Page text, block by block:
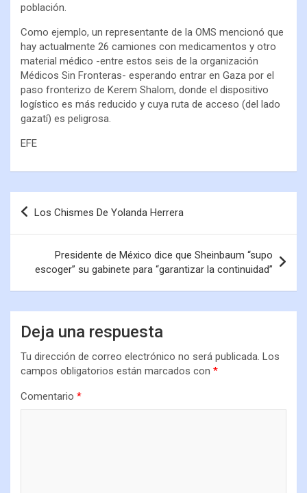
población.
Como ejemplo, un representante de la OMS mencionó que
hay actualmente 26 camiones con medicamentos y otro
material médico -entre estos seis de la organización
Médicos Sin Fronteras- esperando entrar en Gaza por el
paso fronterizo de Kerem Shalom, donde el dispositivo
logístico es más reducido y cuya ruta de acceso (del lado
gazatí) es peligrosa.
EFE
Los Chismes De Yolanda Herrera
Presidente de México dice que Sheinbaum “supo
escoger” su gabinete para “garantizar la continuidad”
Deja una respuesta
Tu dirección de correo electrónico no será publicada. Los
campos obligatorios están marcados con *
Comentario *